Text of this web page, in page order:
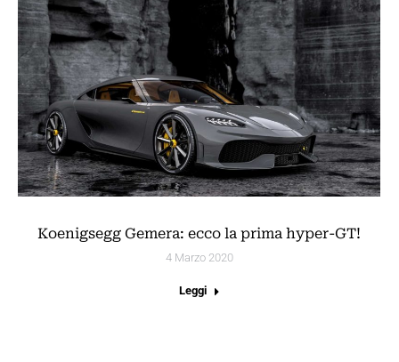
Koenigsegg Gemera: ecco la prima hyper-GT!
4 Marzo 2020
Leggi